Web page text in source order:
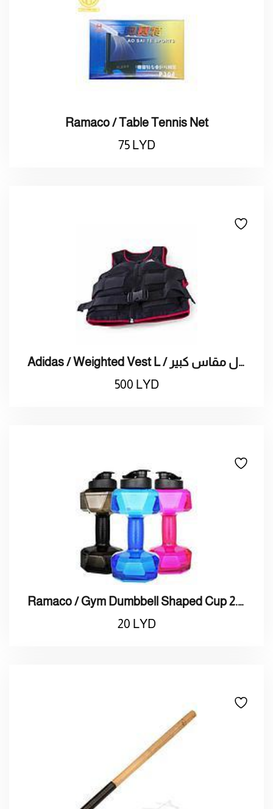
Ramaco / Table Tennis Net
75 LYD
Adidas / Weighted Vest L / أديداس / سترة اتقال مقاس كبير
500 LYD
Ramaco / Gym Dumbbell Shaped Cup 2.0L / راماكو / ترمس ماء 2لتر علي شكل دمبلز
20 LYD